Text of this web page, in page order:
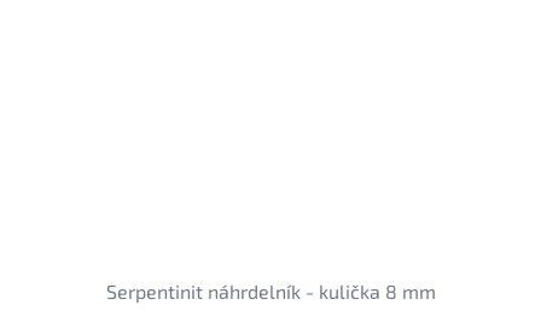
Serpentinit náhrdelník - kulička 8 mm